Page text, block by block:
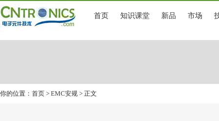
首页 知识课堂 新品 市场
你的位置： 首页 > EMC安规 > 正文